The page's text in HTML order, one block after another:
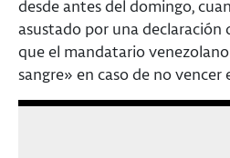
desde antes del domingo,
asustado por una declaración
que el mandatario
sangre» en caso de no vencer